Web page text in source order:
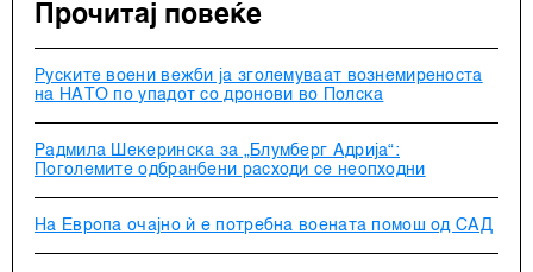
Прочитај повеќе
Руските воени вежби ја зголемуваат вознемиреноста
на НАТО по упадот со дронови во Полска
Радмила Шекеринска за „Блумберг Адрија“:
Поголемите одбранбени расходи се неопходни
На Европа очајно ѝ е потребна воената помош од САД